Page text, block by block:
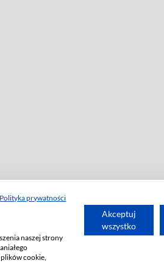
Polityka prywatności
naszej strony
cookie,
Akceptuj
wszystko